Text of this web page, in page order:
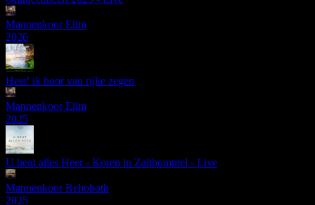
Mannenkoor Elim
2026
Heer' ik hoor van rijke zegen
Mannenkoor Elim
2025
U bent alles Heer - Koren in Zaltbommel - Live
Mannenkoor Rehoboth
2025